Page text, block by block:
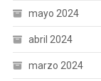
mayo 2024
abril 2024
marzo 2024